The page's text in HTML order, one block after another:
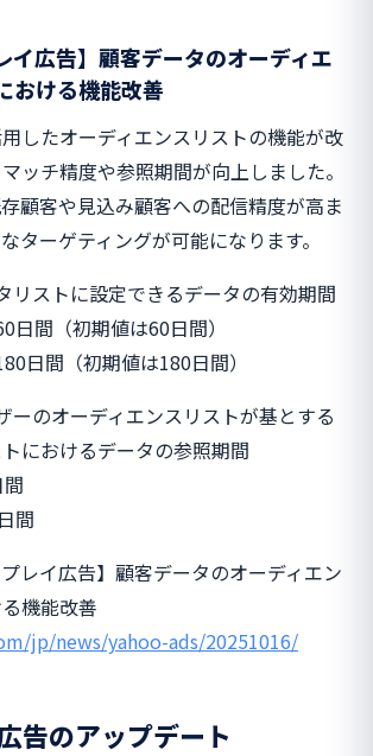
イ広告】顧客データのオーディエ
おける機能改善
したオーディエンスリストの機能が改
ッチ精度や参照期間が向上しました。
顧客や見込み顧客への配信精度が高ま
ターゲティングが可能になります。
リストに設定できるデータの有効期間
日間（初期値は60日間）
日間（初期値は180日間）
ーのオーディエンスリストが基とする
におけるデータの参照期間
間
間
レイ広告】顧客データのオーディエン
機能改善
jp/news/yahoo-ads/20251016/
告のアップデート